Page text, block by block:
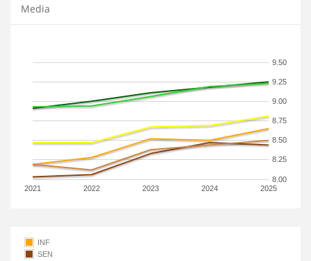
Media
2021 2022 2023 2024 2025
8.00
8.25
8.50
8.75
9.00
9.25
9.50
INF
SEN